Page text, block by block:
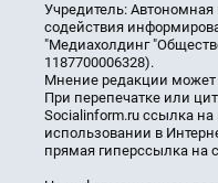
Учредитель:
содействия
"Медиахолдинг
1187700006328).
Мнение редакции может
При перепечатке или
Socialinform.ru ссылка на
использовании в
прямая гиперссылка на